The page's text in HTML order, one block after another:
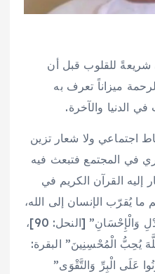
شريعةً للقلوب قبل أن
ميزاناً تعرف به
الدنيا والآخرة.
اجتماعي ولا شعار تزين
في المجتمع فتبعث فيه
إليه القرآن الكريم في
يُقرّب الإنسان إلى الله،
قال تعالى: “إِنَّ اللَّهَ يَأْمُرُ بِالْعَدْلِ وَالْإِحْسَانِ” [النحل: 90]،
يُحِبُّ الْمُحْسِنِينَ” البقرة:
عَلَى الْبِرِّ وَالتَّقْوَى”